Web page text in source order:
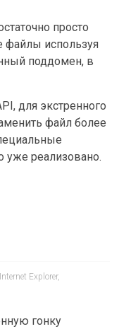
просто
файлы используя
поддомен, в
для экстренного
файл более
уже реализовано.
Internet Explorer,
гонку